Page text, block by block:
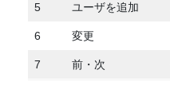
5 ユーザを追加
6 変更
7 前・次